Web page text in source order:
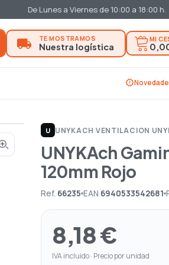
De Lunes a Viernes de 10:00 a 18:00 h.
MI
new_releases
U UNYKACH|VENTILACION
UNYKAch
120mm Rojo
Ref. 66235 EAN 6940533542681
8,18 €
IVA incluido · Precio por unidad